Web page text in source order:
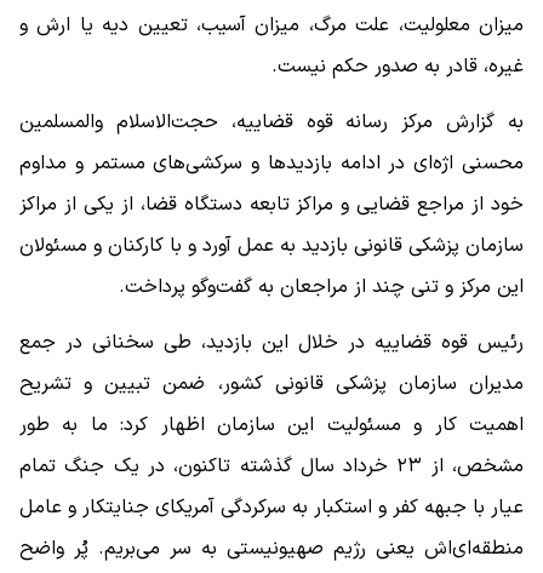
میزان معلولیت، علت مرگ، میزان آسیب، تعیین دیه یا ارش و
غیره، قادر به صدور حکم نیست.
به گزارش مرکز رسانه قوه قضاییه، حجت‌الاسلام والمسلمین
محسنی اژه‌ای در ادامه بازدیدها و سرکشی‌های مستمر و مداوم
خود از مراجع قضایی و مراکز تابعه دستگاه قضا، از یکی از مراکز
سازمان پزشکی قانونی بازدید به عمل آورد و با کارکنان و مسئولان
این مرکز و تنی چند از مراجعان به گفت‌وگو پرداخت.
رئیس قوه قضاییه در خلال این بازدید، طی سخنانی در جمع
مدیران سازمان پزشکی قانونی کشور، ضمن تبیین و تشریح
اهمیت کار و مسئولیت این سازمان اظهار کرد: ما به طور
مشخص، از ۲۳ خرداد سال گذشته تاکنون، در یک جنگ تمام
عیار با جبهه کفر و استکبار به سرکردگی آمریکای جنایتکار و عامل
منطقه‌ای‌اش یعنی رژیم صهیونیستی به سر می‌بریم. پُر واضح